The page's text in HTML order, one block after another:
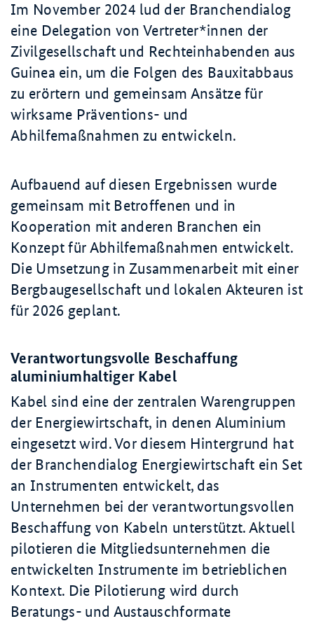
Im November 2024 lud der Branchendialog
eine Delegation von Vertreter*innen der
Zivilgesellschaft und Rechteinhabenden aus
Guinea ein, um die Folgen des Bauxitabbaus
zu erörtern und gemeinsam Ansätze für
wirksame Präventions- und
Abhilfemaßnahmen zu entwickeln.
Aufbauend auf diesen Ergebnissen wurde
gemeinsam mit Betroffenen und in
Kooperation mit anderen Branchen ein
Konzept für Abhilfemaßnahmen entwickelt.
Die Umsetzung in Zusammenarbeit mit einer
Bergbaugesellschaft und lokalen Akteuren ist
für 2026 geplant.
Verantwortungsvolle Beschaffung
aluminiumhaltiger Kabel
Kabel sind eine der zentralen Warengruppen
der Energiewirtschaft, in denen Aluminium
eingesetzt wird. Vor diesem Hintergrund hat
der Branchendialog Energiewirtschaft ein Set
an Instrumenten entwickelt, das
Unternehmen bei der verantwortungsvollen
Beschaffung von Kabeln unterstützt. Aktuell
pilotieren die Mitgliedsunternehmen die
entwickelten Instrumente im betrieblichen
Kontext. Die Pilotierung wird durch
Beratungs- und Austauschformate